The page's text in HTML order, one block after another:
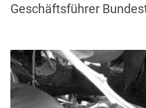
Geschäftsführer